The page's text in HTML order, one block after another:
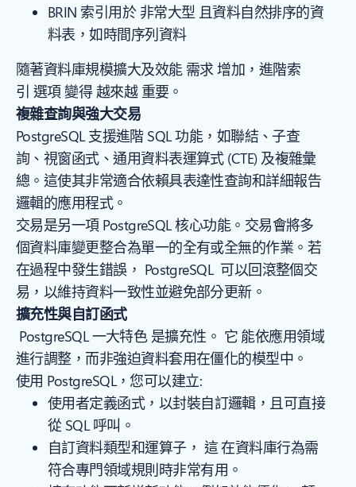
BRIN 索引用於 非常大型 且資料自然排序的資
料表，如時間序列資料
隨著資料庫規模擴大及效能 需求 增加，進階索
引 選項 變得 越來越 重要。
複雜查詢與強大交易
PostgreSQL 支援進階 SQL 功能，如聯結、子查
詢、視窗函式、通用資料表運算式 (CTE) 及複雜彙
總。這使其非常適合依賴具表達性查詢和詳細報告
邏輯的應用程式。
交易是另一項 PostgreSQL 核心功能。交易會將多
個資料庫變更整合為單一的全有或全無的作業。若
在過程中發生錯誤， PostgreSQL 可以回滾整個交
易，以維持資料一致性並避免部分更新。
擴充性與自訂函式
PostgreSQL 一大特色 是擴充性。 它 能依應用領域
進行調整，而非強迫資料套用在僵化的模型中。
使用 PostgreSQL，您可以建立:
使用者定義函式，以封裝自訂邏輯，且可直接
從 SQL 呼叫。
自訂資料類型和運算子， 這 在資料庫行為需
符合專門領域規則時非常有用。